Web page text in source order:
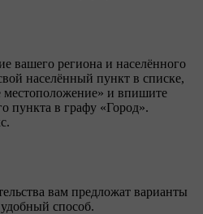
вашего региона и населённого
населённый пункт в списке,
местоположение» и впишите
пункта в графу «Город».
вам предложат варианты
способ.